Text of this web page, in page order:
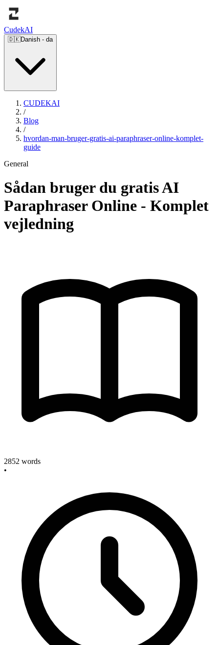
CudekAI
🇩🇰Danish - da
CUDEKAI
/
Blog
/
hvordan-man-bruger-gratis-ai-paraphraser-online-komplet-
guide
General
Sådan bruger du gratis AI
Paraphraser Online - Komplet
vejledning
2852 words
•